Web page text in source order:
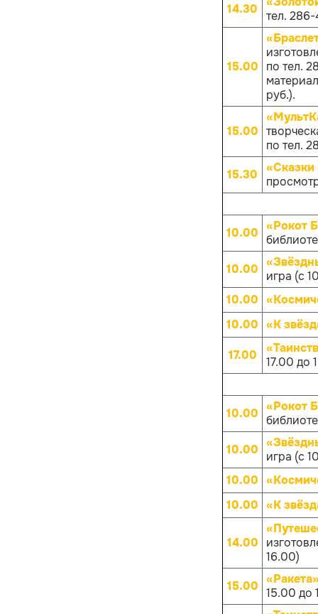
14.30
тел.
15.00
по тел.
руб.).
15.00
по тел.
15.30
«Сказки
10.00 «Рокот
10.00
игра (с
10.00
10.00 «К
17.00
17.00 до
10.00 «Рокот
10.00
игра (с
10.00
10.00 «К
14.00
16.00)
15.00 15.00 до